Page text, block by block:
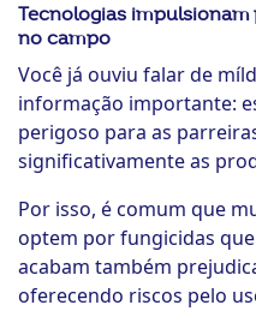
Tecnologias
no campo
Você já ouviu falar de
informação importante:
perigoso para as
significativamente as
Por isso, é comum que
optem por fungicidas
acabam também
oferecendo riscos pelo